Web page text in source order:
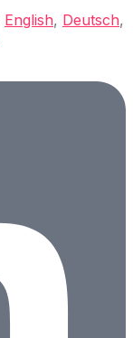
English, Deutsch,